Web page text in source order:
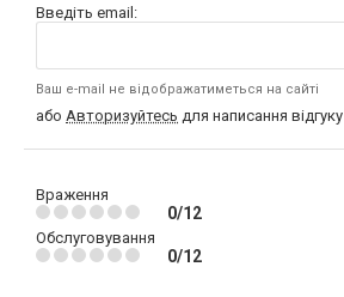
Введіть email:
Ваш e-mail не відображатиметься на сайті
або Авторизуйтесь для написання відгуку
Враження
0/12
Обслуговування
0/12